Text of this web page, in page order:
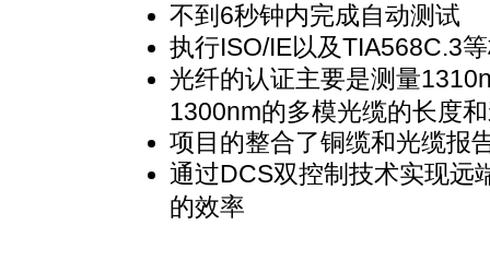
不到6秒钟内完成自动测试
执行ISO/IE以及TIA568C.3
光纤的认证主要是测量
1300nm的多模光缆的长度
项目的整合了铜缆和光缆报
通过DCS双控制技术实现远
的效率